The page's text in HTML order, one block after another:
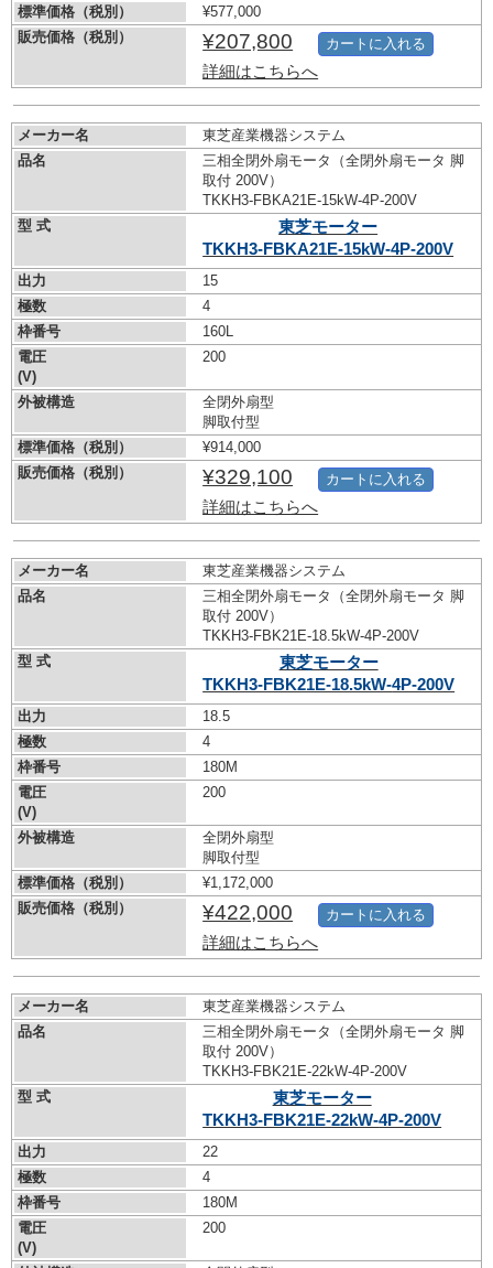
標準価格（税別）
¥577,000
販売価格（税別）
¥207,800
詳細はこちらへ
カートに入れる
メーカー名
東芝産業機器システム
品名
三相全閉外扇モータ（全閉外扇モータ 脚
取付 200V）
TKKH3-FBKA21E-15kW-4P-200V
型 式
東芝モーター
TKKH3-FBKA21E-15kW-4P-200V
出力
15
極数
4
枠番号
160L
電圧
(V)
200
外被構造
全閉外扇型
脚取付型
標準価格（税別）
¥914,000
販売価格（税別）
¥329,100
詳細はこちらへ
カートに入れる
メーカー名
東芝産業機器システム
品名
三相全閉外扇モータ（全閉外扇モータ 脚
取付 200V）
TKKH3-FBK21E-18.5kW-4P-200V
型 式
東芝モーター
TKKH3-FBK21E-18.5kW-4P-200V
出力
18.5
極数
4
枠番号
180M
電圧
(V)
200
外被構造
全閉外扇型
脚取付型
標準価格（税別）
¥1,172,000
販売価格（税別）
¥422,000
詳細はこちらへ
カートに入れる
メーカー名
東芝産業機器システム
品名
三相全閉外扇モータ（全閉外扇モータ 脚
取付 200V）
TKKH3-FBK21E-22kW-4P-200V
型 式
東芝モーター
TKKH3-FBK21E-22kW-4P-200V
出力
22
極数
4
枠番号
180M
電圧
(V)
200